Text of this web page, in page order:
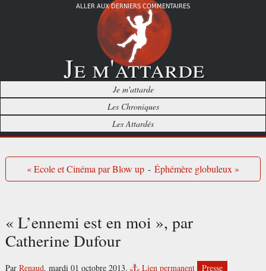
ALLER AUX DERNIERS COMMENTAIRES
Je m'attarde
Je m'attarde
Les Chroniques
Les Attardés
« Ecole et Cinéma par Blow up - Éphémère globuleux »
« L’ennemi est en moi », par
Catherine Dufour
Par Renaud, mardi 01 octobre 2013. Lien permanent
Presse